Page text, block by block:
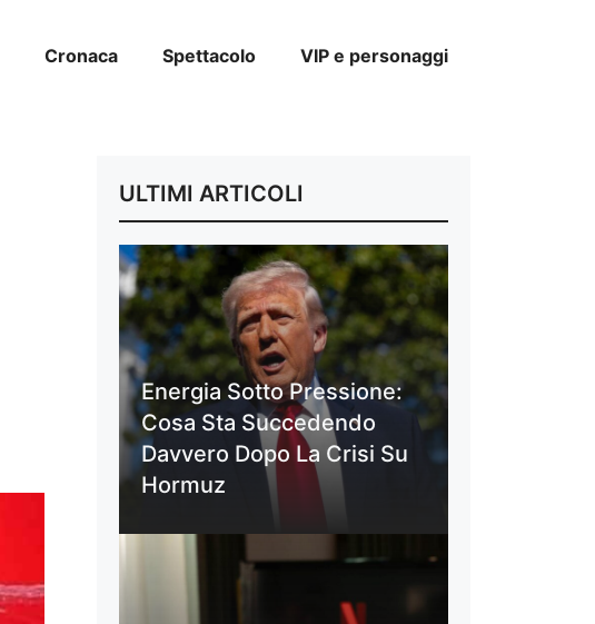
Cronaca Spettacolo VIP e personaggi
ULTIMI ARTICOLI
Energia Sotto Pressione:
Cosa Sta Succedendo
Davvero Dopo La Crisi Su
Hormuz